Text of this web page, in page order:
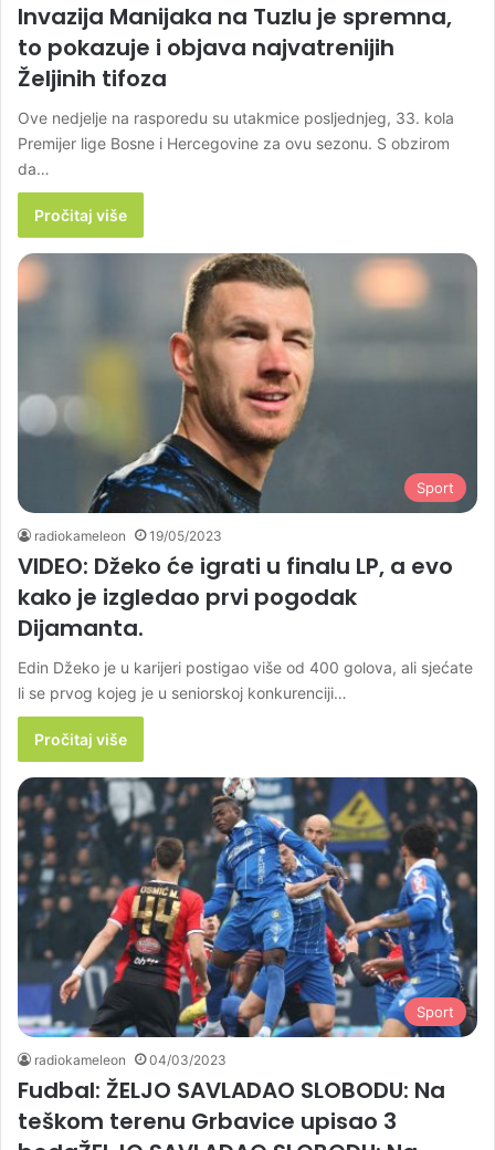
Invazija Manijaka na Tuzlu je spremna,
to pokazuje i objava najvatrenijih
Željinih tifoza
Ove nedjelje na rasporedu su utakmice posljednjeg, 33. kola
Premijer lige Bosne i Hercegovine za ovu sezonu. S obzirom
da…
Pročitaj više
Sport
radiokameleon 19/05/2023
VIDEO: Džeko će igrati u finalu LP, a evo
kako je izgledao prvi pogodak
Dijamanta.
Edin Džeko je u karijeri postigao više od 400 golova, ali sjećate
li se prvog kojeg je u seniorskoj konkurenciji…
Pročitaj više
Sport
radiokameleon 04/03/2023
Fudbal: ŽELJO SAVLADAO SLOBODU: Na
teškom terenu Grbavice upisao 3